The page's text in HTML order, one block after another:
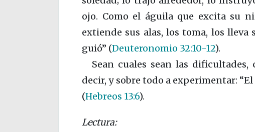
ojo. Como el águila que excita su
extiende sus alas, los toma, los lleva
guió” (Deuteronomio 32:10-12).
Sean cuales sean las
decir, y sobre todo a experimentar:
(Hebreos 13:6).